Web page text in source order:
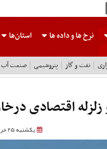
نرخ هاو داده ها استان‌ها
نفت و گاز پتروشیمی صنعت آب
اقتصادی
یکشنبه 25 خرداد 1404